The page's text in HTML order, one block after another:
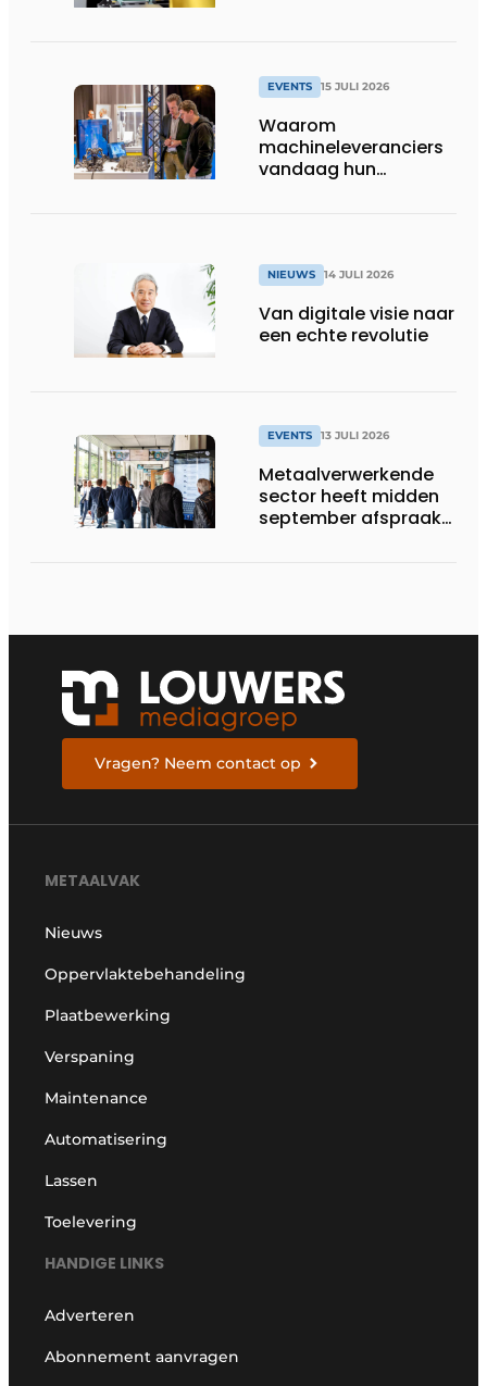
EVENTS 15 JULI 2026
Waarom
machineleveranciers
vandaag hun
NIEUWS 14 JULI 2026
Van digitale visie naar
een echte revolutie
EVENTS 13 JULI 2026
Metaalverwerkende
sector heeft midden
september afspraak
Vragen? Neem contact op
METAALVAK
Nieuws
Oppervlaktebehandeling
Plaatbewerking
Verspaning
Maintenance
Automatisering
Lassen
Toelevering
HANDIGE LINKS
Adverteren
Abonnement aanvragen